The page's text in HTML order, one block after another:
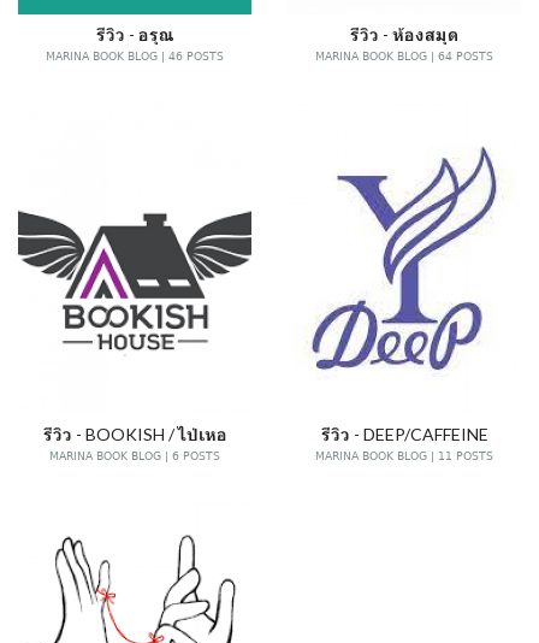
รีวิว - อรุณ
MARINA BOOK BLOG | 46 POSTS
รีวิว - ห้องสมุด
MARINA BOOK BLOG | 64 POSTS
รีวิว - BOOKISH / ไป่เหอ
MARINA BOOK BLOG | 6 POSTS
รีวิว - DEEP/CAFFEINE
MARINA BOOK BLOG | 11 POSTS